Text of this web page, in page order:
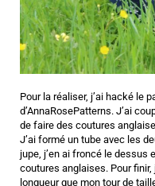
Pour la réaliser, j’ai hacké le
d’AnnaRosePatterns. J’ai
de faire des coutures
J’ai formé un tube avec les
jupe, j’en ai froncé le dessus
coutures anglaises. Pour
longueur que mon tour de